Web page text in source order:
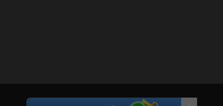
Unmute
如有不便請見諒